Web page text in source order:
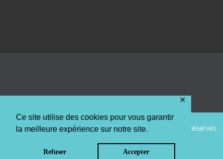
Ce site utilise des cookies pour vous garantir
la meilleure expérience sur notre site.
Refuser Accepter
✕
© 2014 AAPPMA La truite de l'Arc Mosellan • Tous droits réservés